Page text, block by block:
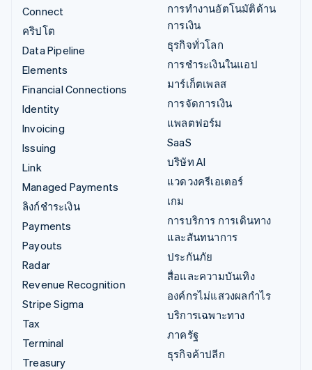
Connect
คริปโต
Data Pipeline
Elements
Financial Connections
Identity
Invoicing
Issuing
Link
Managed Payments
ลิงก์ชำระเงิน
Payments
Payouts
Radar
Revenue Recognition
Stripe Sigma
Tax
Terminal
Treasury
การทำงานอัตโนมัติด้าน
การเงิน
ธุรกิจทั่วโลก
การชำระเงินในแอป
มาร์เก็ตเพลส
การจัดการเงิน
แพลตฟอร์ม
SaaS
บริษัท AI
แวดวงครีเอเตอร์
เกม
การบริการ การเดินทาง
และสันทนาการ
ประกันภัย
สื่อและความบันเทิง
องค์กรไม่แสวงผลกำไร
บริการเฉพาะทาง
ภาครัฐ
ธุรกิจค้าปลีก